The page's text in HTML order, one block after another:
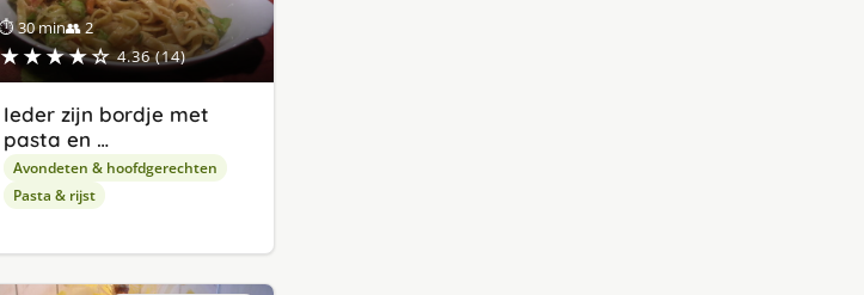
⏱ 30 min👥 2
★★★★☆ 4.36 (14)
Ieder zijn bordje met
pasta en …
Avondeten & hoofdgerechten
Pasta & rijst